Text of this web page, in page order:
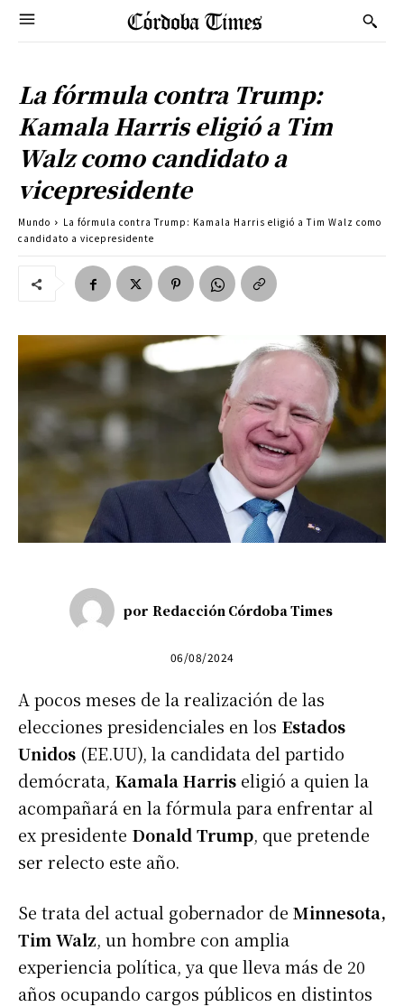
La fórmula contra Trump:
Kamala Harris eligió a Tim
Walz como candidato a
vicepresidente
Mundo
La fórmula contra Trump: Kamala Harris eligió a Tim Walz como
candidato a vicepresidente
por Redacción Córdoba Times
06/08/2024
A pocos meses de la realización de las
elecciones presidenciales en los Estados
Unidos (EE.UU), la candidata del partido
demócrata, Kamala Harris eligió a quien la
acompañará en la fórmula para enfrentar al
ex presidente Donald Trump, que pretende
ser relecto este año.
Se trata del actual gobernador de Minnesota,
Tim Walz, un hombre con amplia
experiencia política, ya que lleva más de 20
años ocupando cargos públicos en distintos